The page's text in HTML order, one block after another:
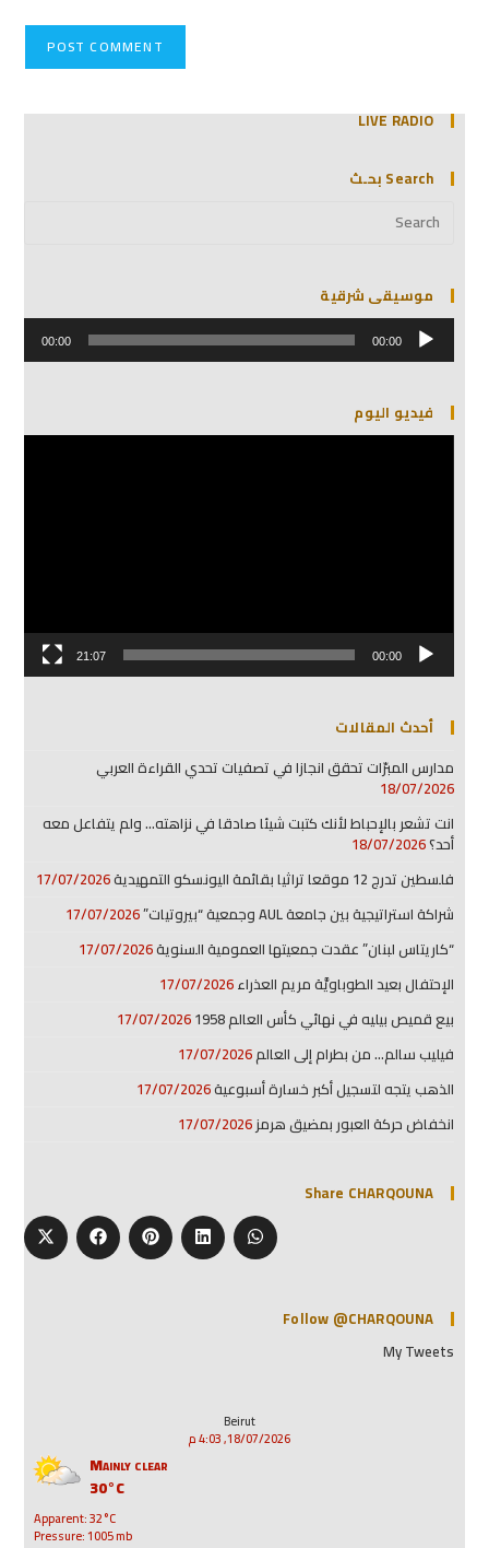
LIVE RADIO
Search بحـث
موسيقى شرقية
مشغل
الصوت 00:00
00:00
فيديو اليوم
مشغل
00:00
21:07
أحدث المقالات
مدارس المبرّات تحقق انجازا في تصفيات تحدي القراءة العربي
18/07/2026
انت تشعر بالإحباط لأنك كتبت شيئا صادقا في نزاهته… ولم يتفاعل معه
أحد؟18/07/2026
فلسطين تدرج 12 موقعا تراثيا بقائمة اليونسكو التمهيدية
17/07/2026
شراكة استراتيجية بين جامعة AUL وجمعية “بيروتيات”
17/07/2026
“كاريتاس لبنان” عقدت جمعيتها العمومية السنوية17/07/2026
الإحتفال بعيد الطوباويَّة مريم العذراء17/07/2026
بيع قميص بيليه في نهائي كأس العالم 1958
17/07/2026
فيليب سالم… من بطرام إلى العالم17/07/2026
الذهب يتجه لتسجيل أكبر خسارة أسبوعية17/07/2026
انخفاض حركة العبور بمضيق هرمز17/07/2026
Share CHARQOUNA
Follow @CHARQOUNA
My Tweets
Beirut
18/07/2026, 4:03 م
Mainly clear
30°C
Apparent: 32°C
Pressure: 1005 mb